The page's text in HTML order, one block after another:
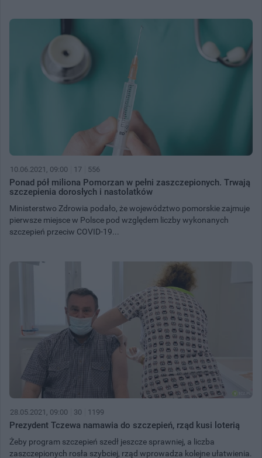
10.06.2021, 09:00 17 556
Ponad pół miliona Pomorzan w pełni zaszczepionych. Trwają
szczepienia dorosłych i nastolatków
Ministerstwo Zdrowia podało, że województwo pomorskie zajmuje
pierwsze miejsce w Polsce pod względem liczby wykonanych
szczepień przeciw COVID-19...
28.05.2021, 09:00 30 1199
Prezydent Tczewa namawia do szczepień, rząd kusi loterią
Żeby program szczepień szedł jeszcze sprawniej, a liczba
zaszczepionych rosła szybciej, rząd wprowadza kolejne ułatwienia.